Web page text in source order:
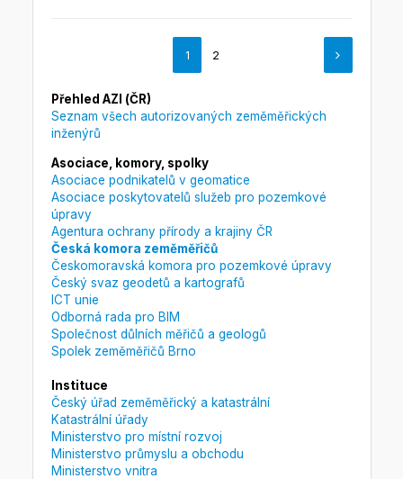
1 2
Přehled AZI (ČR)
Seznam všech autorizovaných zeměměřických
inženýrů
Asociace, komory, spolky
Asociace podnikatelů v geomatice
Asociace poskytovatelů služeb pro pozemkové
úpravy
Agentura ochrany přírody a krajiny ČR
Česká komora zeměměřičů
Českomoravská komora pro pozemkové úpravy
Český svaz geodetů a kartografů
ICT unie
Odborná rada pro BIM
Společnost důlních měřičů a geologů
Spolek zeměměřičů Brno
Instituce
Český úřad zeměměřický a katastrální
Katastrální úřady
Ministerstvo pro místní rozvoj
Ministerstvo průmyslu a obchodu
Ministerstvo vnitra